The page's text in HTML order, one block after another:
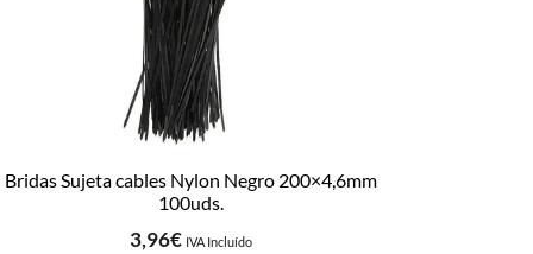
Bridas Sujeta cables Nylon Negro 200×4,6mm
100uds.
3,96€ IVA Incluído